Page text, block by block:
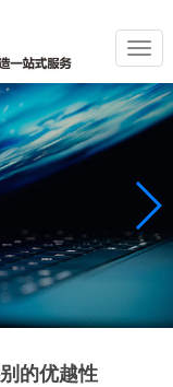
切
换
导
航
的优越性